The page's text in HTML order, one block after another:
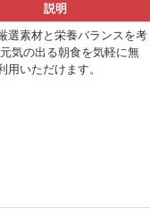
説明
選素材と栄養バランスを考
気の出る朝食を気軽に無
用いただけます。